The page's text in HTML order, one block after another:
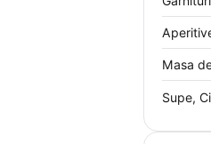
Masa
Supe,